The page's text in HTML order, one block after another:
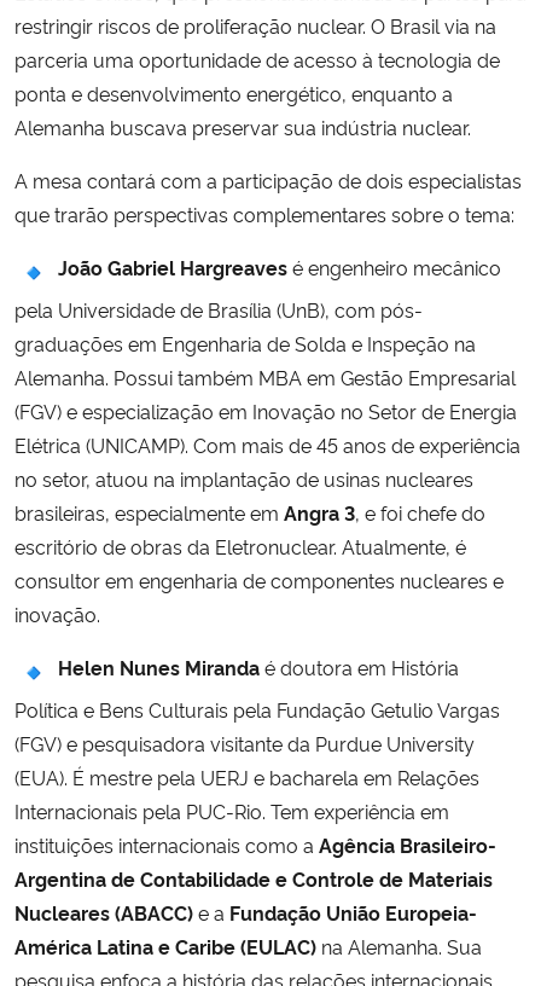
Secretaria de Governo
Gabinete de Segurança Institucional
Banco Central do Brasil
Planalto
restringir riscos de proliferação nuclear. O Brasil via na
parceria uma oportunidade de acesso à tecnologia de
ponta e desenvolvimento energético, enquanto a
Alemanha buscava preservar sua indústria nuclear.
A mesa contará com a participação de dois especialistas
que trarão perspectivas complementares sobre o tema:
João Gabriel Hargreavesé engenheiro mecânico
pela Universidade de Brasília (UnB), com pós-
graduações em Engenharia de Solda e Inspeção na
Alemanha. Possui também MBA em Gestão Empresarial
(FGV) e especialização em Inovação no Setor de Energia
Elétrica (UNICAMP). Com mais de 45 anos de experiência
no setor, atuou na implantação de usinas nucleares
brasileiras, especialmente em Angra 3, e foi chefe do
escritório de obras da Eletronuclear. Atualmente, é
consultor em engenharia de componentes nucleares e
inovação.
Helen Nunes Mirandaé doutora em História
Política e Bens Culturais pela Fundação Getulio Vargas
(FGV) e pesquisadora visitante da Purdue University
(EUA). É mestre pela UERJ e bacharela em Relações
Internacionais pela PUC-Rio. Tem experiência em
instituições internacionais como a Agência Brasileiro-
Argentina de Contabilidade e Controle de Materiais
Nucleares (ABACC)e a Fundação União Europeia-
América Latina e Caribe (EULAC) na Alemanha. Sua
pesquisa enfoca a história das relações internacionais,